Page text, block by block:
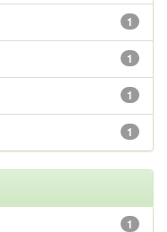
1
1
1
1
1